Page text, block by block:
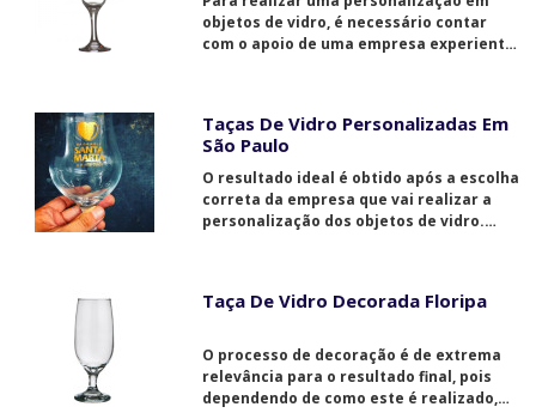
objetos de vidro, é necessário contar
com o apoio de uma empresa experiente,
detalhes e o acabamento são feitos à
mão.
Taças De Vidro Personalizadas Em
São Paulo
O resultado ideal é obtido após a escolha
correta da empresa que vai realizar a
personalização dos objetos de vidro.
disposta a transformar simples
Taça De Vidro Decorada Floripa
O processo de decoração é de extrema
relevância para o resultado final, pois
dependendo de como este é realizado,